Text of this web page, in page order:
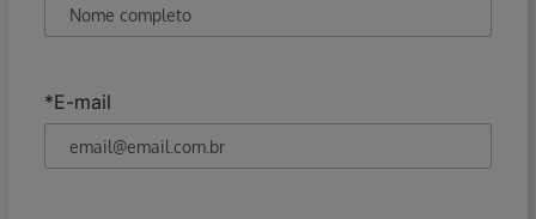
*E-mailObrigatório